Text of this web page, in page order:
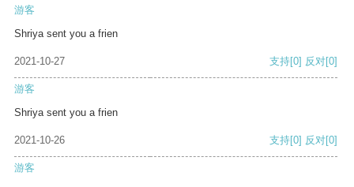
游客
Shriya sent you a frien
2021-10-27 支持[0] 反对[0]
游客
Shriya sent you a frien
2021-10-26 支持[0] 反对[0]
游客